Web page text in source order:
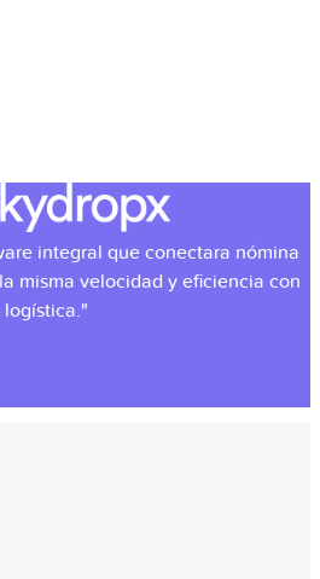
integral que conectara nómina
misma velocidad y eficiencia con
logística."